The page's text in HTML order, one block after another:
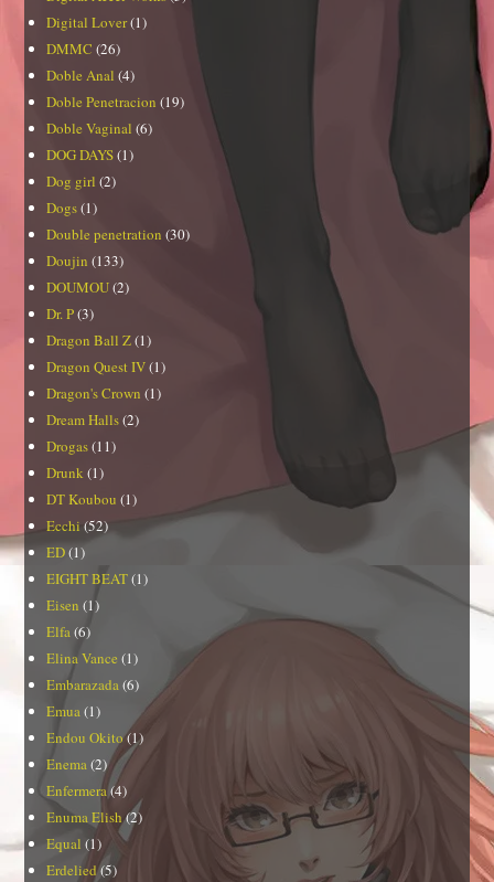
Digital Lover(1)
DMMC (26)
Doble Anal (4)
Doble Penetracion (19)
Doble Vaginal (6)
DOG DAYS(1)
Dog girl (2)
Dogs(1)
Double penetration (30)
Doujin (133)
DOUMOU(2)
Dr. P(3)
Dragon Ball Z(1)
Dragon Quest IV(1)
Dragon's Crown (1)
Dream Halls(2)
Drogas(11)
Drunk (1)
DT Koubou (1)
Ecchi (52)
ED(1)
EIGHT BEAT(1)
Eisen (1)
Elfa (6)
Elina Vance (1)
Embarazada (6)
Emua (1)
Endou Okito(1)
Enema (2)
Enfermera(4)
Enuma Elish(2)
Equal (1)
Erdelied(5)